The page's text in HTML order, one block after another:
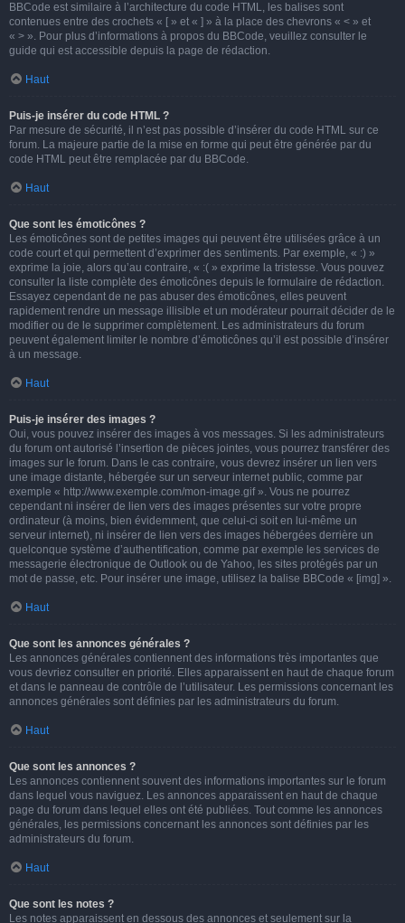
BBCode est similaire à l’architecture du code HTML, les balises sont
contenues entre des crochets « [ » et « ] » à la place des chevrons « < » et
« > ». Pour plus d’informations à propos du BBCode, veuillez consulter le
guide qui est accessible depuis la page de rédaction.
Haut
Puis-je insérer du code HTML ?
Par mesure de sécurité, il n’est pas possible d’insérer du code HTML sur ce
forum. La majeure partie de la mise en forme qui peut être générée par du
code HTML peut être remplacée par du BBCode.
Haut
Que sont les émoticônes ?
Les émoticônes sont de petites images qui peuvent être utilisées grâce à un
code court et qui permettent d’exprimer des sentiments. Par exemple, « :) »
exprime la joie, alors qu’au contraire, « :( » exprime la tristesse. Vous pouvez
consulter la liste complète des émoticônes depuis le formulaire de rédaction.
Essayez cependant de ne pas abuser des émoticônes, elles peuvent
rapidement rendre un message illisible et un modérateur pourrait décider de le
modifier ou de le supprimer complètement. Les administrateurs du forum
peuvent également limiter le nombre d’émoticônes qu’il est possible d’insérer
à un message.
Haut
Puis-je insérer des images ?
Oui, vous pouvez insérer des images à vos messages. Si les administrateurs
du forum ont autorisé l’insertion de pièces jointes, vous pourrez transférer des
images sur le forum. Dans le cas contraire, vous devrez insérer un lien vers
une image distante, hébergée sur un serveur internet public, comme par
exemple « http://www.exemple.com/mon-image.gif ». Vous ne pourrez
cependant ni insérer de lien vers des images présentes sur votre propre
ordinateur (à moins, bien évidemment, que celui-ci soit en lui-même un
serveur internet), ni insérer de lien vers des images hébergées derrière un
quelconque système d’authentification, comme par exemple les services de
messagerie électronique de Outlook ou de Yahoo, les sites protégés par un
mot de passe, etc. Pour insérer une image, utilisez la balise BBCode « [img] ».
Haut
Que sont les annonces générales ?
Les annonces générales contiennent des informations très importantes que
vous devriez consulter en priorité. Elles apparaissent en haut de chaque forum
et dans le panneau de contrôle de l’utilisateur. Les permissions concernant les
annonces générales sont définies par les administrateurs du forum.
Haut
Que sont les annonces ?
Les annonces contiennent souvent des informations importantes sur le forum
dans lequel vous naviguez. Les annonces apparaissent en haut de chaque
page du forum dans lequel elles ont été publiées. Tout comme les annonces
générales, les permissions concernant les annonces sont définies par les
administrateurs du forum.
Haut
Que sont les notes ?
Les notes apparaissent en dessous des annonces et seulement sur la